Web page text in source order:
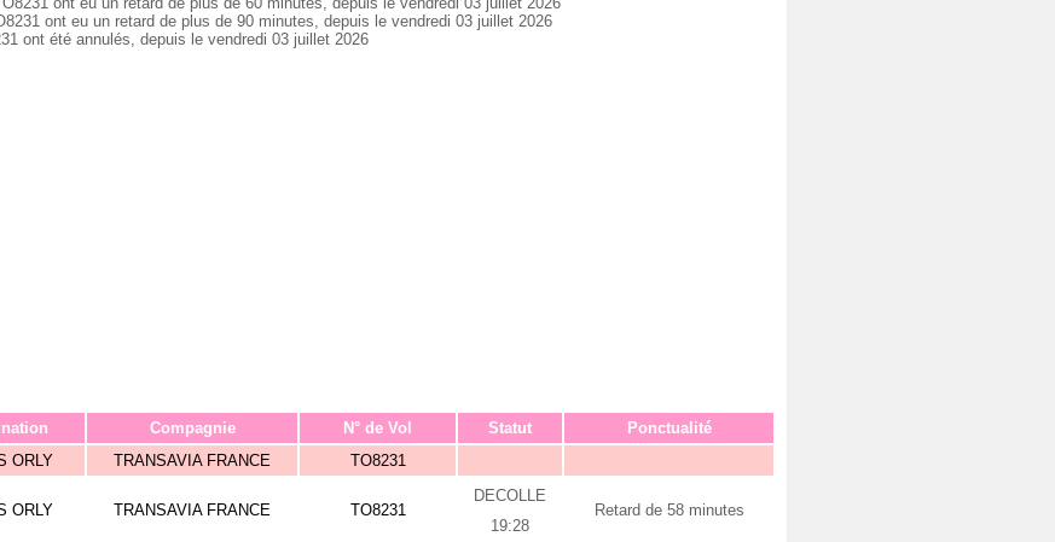
ont eu un retard de plus de 90 minutes, depuis le vendredi 03 juillet 2026
ont été annulés, depuis le vendredi 03 juillet 2026
Compagnie N° de Vol Statut
Ponctualité
ORLY TRANSAVIA FRANCE TO8231
ORLY TRANSAVIA FRANCE TO8231
DECOLLE
19:28
Retard de 58 minutes